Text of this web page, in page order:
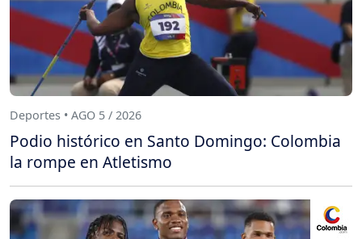
Deportes • AGO 5 / 2026
Podio histórico en Santo Domingo: Colombia
la rompe en Atletismo